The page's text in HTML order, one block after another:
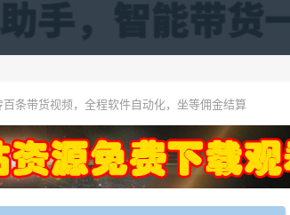
条带货视频，全程软件自动化，坐等佣金结算